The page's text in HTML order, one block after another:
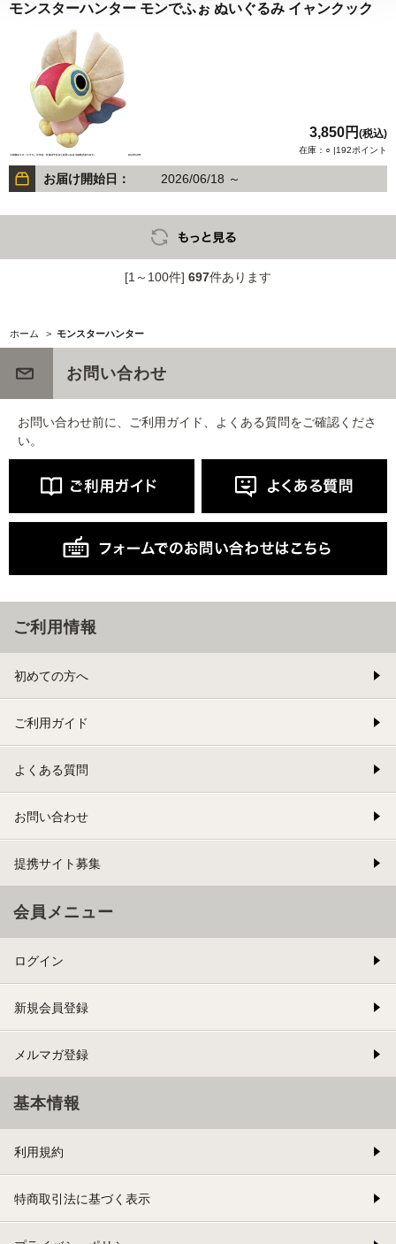
モンスターハンター モンでふぉ ぬいぐるみ イャンクック
3,850円 (税込)
在庫：○ |192ポイント
お届け開始日： 2026/06/18 ～
[1～100件] 697件あります
ホーム > モンスターハンター
お問い合わせ
お問い合わせ前に、ご利用ガイド、よくある質問をご確認くださ
い。
ご利用情報
初めての方へ
ご利用ガイド
よくある質問
お問い合わせ
提携サイト募集
会員メニュー
ログイン
新規会員登録
メルマガ登録
基本情報
利用規約
特商取引法に基づく表示